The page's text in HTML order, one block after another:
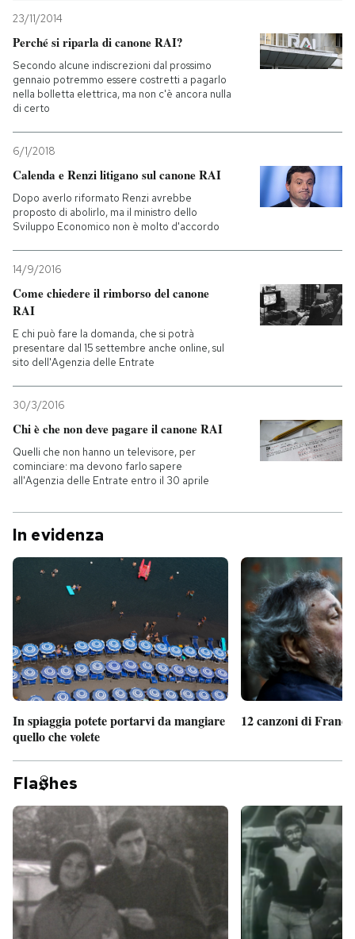
23/11/2014
Perché si riparla di canone RAI?
Secondo alcune indiscrezioni dal prossimo
gennaio potremmo essere costretti a pagarlo
nella bolletta elettrica, ma non c'è ancora nulla
di certo
6/1/2018
Calenda e Renzi litigano sul canone RAI
Dopo averlo riformato Renzi avrebbe
proposto di abolirlo, ma il ministro dello
Sviluppo Economico non è molto d'accordo
14/9/2016
Come chiedere il rimborso del canone
RAI
E chi può fare la domanda, che si potrà
presentare dal 15 settembre anche online, sul
sito dell'Agenzia delle Entrate
30/3/2016
Chi è che non deve pagare il canone RAI
Quelli che non hanno un televisore, per
cominciare: ma devono farlo sapere
all'Agenzia delle Entrate entro il 30 aprile
In evidenza
In spiaggia potete portarvi da mangiare
quello che volete
12 canzoni di
Fla hes